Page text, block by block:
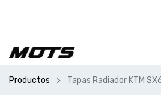
Productos Tapas Radiador KTM